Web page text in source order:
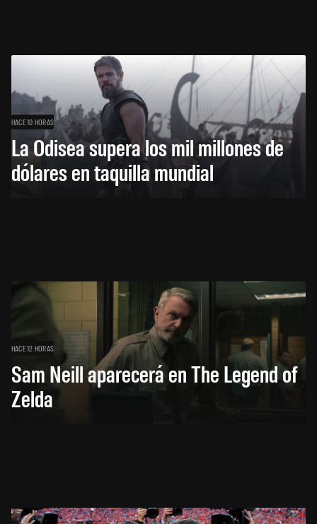
HACE 10 HORAS
La Odisea supera los mil millones de
dólares en taquilla mundial
HACE 12 HORAS
Sam Neill aparecerá en The Legend of
Zelda